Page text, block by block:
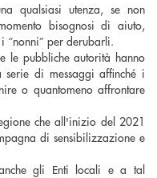
qualsiasi utenza, se non
bisognosi di aiuto,
“nonni” per derubarli.
le pubbliche autorità hanno
serie di messaggi affinché i
o quantomeno affrontare
che all'inizio del 2021
di sensibilizzazione e
gli Enti locali e a tal